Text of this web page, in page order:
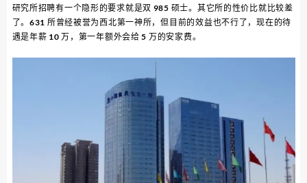
研究所招聘有一个隐形的要求就是双 985 硕士。其它所的性价比就比较差
了。631 所曾经被誉为西北第一神所，但目前的效益也不行了，现在的待
遇是年薪 10 万，第一年额外会给 5 万的安家费。